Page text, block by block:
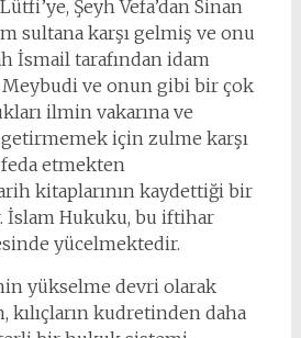
Şeyh Vefa’dan Sinan
sultana karşı gelmiş ve onu
İsmail tarafından idam
ve onun gibi bir çok
ilmin vakarına ve
için zulme karşı
feda etmekten
kitaplarının kaydettiği bir
İslam Hukuku, bu iftihar
yücelmektedir.
yükselme devri olarak
kılıçların kudretinden daha